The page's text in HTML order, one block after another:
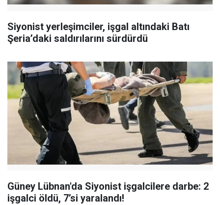
Siyonist yerleşimciler, işgal altındaki Batı
Şeria’daki saldırılarını sürdürdü
Güney Lübnan'da Siyonist işgalcilere darbe: 2
işgalci öldü, 7’si yaralandı!